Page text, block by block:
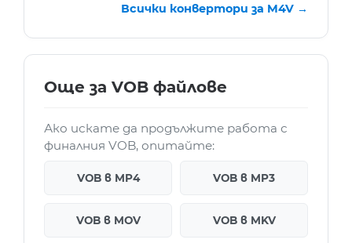
Всички конвертори за M4V →
Още за VOB файлове
Ако искате да продължите работа с
финалния VOB, опитайте:
VOB в MP4 VOB в MP3
VOB в MOV VOB в MKV